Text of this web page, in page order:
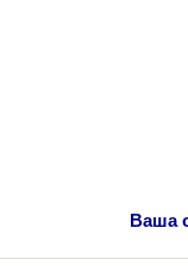
Ваша